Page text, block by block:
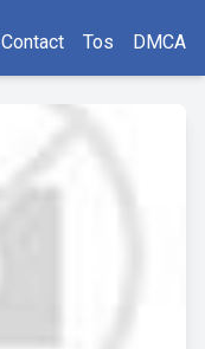
Contact Tos DMCA